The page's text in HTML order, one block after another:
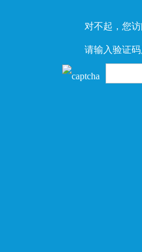
对不起，您
请输入验证